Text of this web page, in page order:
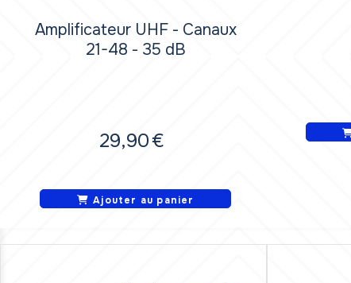
Amplificateur UHF - Canaux
21-48 - 35 dB
29,90€
Ajouter au panier